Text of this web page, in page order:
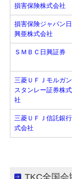
損害保険株式会社
損害保険ジャパン
興亜株式会社
ＳＭＢＣ日興証券
三菱ＵＦＪモルガン
スタンレー証券株
社
三菱ＵＦＪ信託銀
式会社
TKC全国会